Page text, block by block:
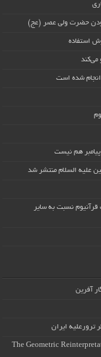
بودن حضرت ولی عصر (عج)
استفاده
می‌کند
انجام شده است
هم نیست
علیه السلام منتشر شد
قرآنیوم نسبت به سایر
آفرین
ترورعلیه ایران
The Geometric